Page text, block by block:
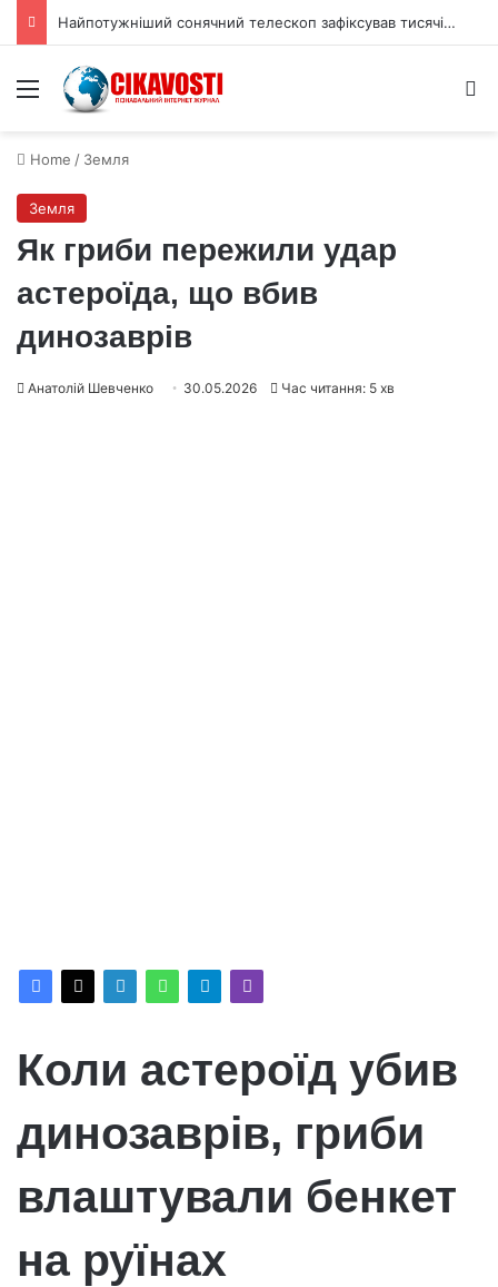
Найпотужніший сонячний телескоп зафіксував тисячі міні‑вихорів на Сонці
Menu
Home / Земля
Земля
Як гриби пережили удар
астероїда, що вбив
динозаврів
Анатолій Шевченко 30.05.2026 Час читання: 5 хв
Коли астероїд убив
динозаврів, гриби
влаштували бенкет
на руїнах